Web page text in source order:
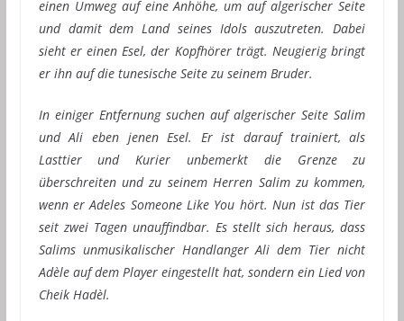
einen Umweg auf eine Anhöhe, um auf algerischer Seite
und damit dem Land seines Idols auszutreten. Dabei
sieht er einen Esel, der Kopfhörer trägt. Neugierig bringt
er ihn auf die tunesische Seite zu seinem Bruder.
In einiger Entfernung suchen auf algerischer Seite Salim
und Ali eben jenen Esel. Er ist darauf trainiert, als
Lasttier und Kurier unbemerkt die Grenze zu
überschreiten und zu seinem Herren Salim zu kommen,
wenn er Adeles Someone Like You hört. Nun ist das Tier
seit zwei Tagen unauffindbar. Es stellt sich heraus, dass
Salims unmusikalischer Handlanger Ali dem Tier nicht
Adèle auf dem Player eingestellt hat, sondern ein Lied von
Cheik Hadèl.